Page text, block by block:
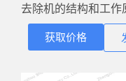
去除机的结构和工作
获取价格